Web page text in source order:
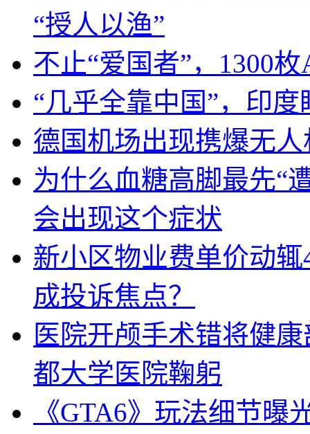
“授人以渔”
不止“爱国者”，1300
“几乎全靠中国”，印
德国机场出现携爆无
为什么血糖高脚最先“
会出现这个症状
新小区物业费单价动
成投诉焦点？
医院开颅手术错将健
都大学医院鞠躬
《GTA6》玩法细节